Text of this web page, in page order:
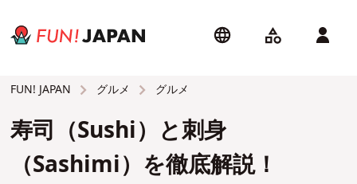
FUN! JAPAN グルメ グルメ
寿司（Sushi）と刺身
（Sashimi）を徹底解説！